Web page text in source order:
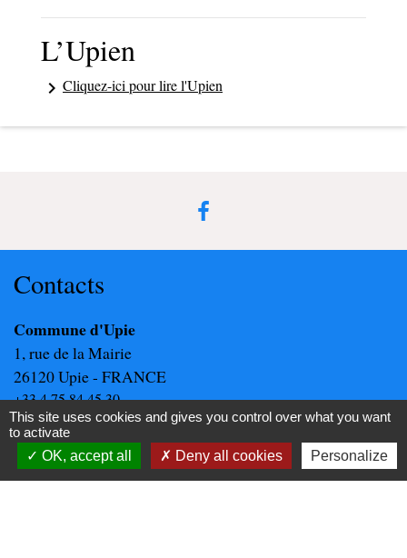
L’Upien
keyboard_arrow_right Cliquez-ici pour lire l'Upien
Contacts
Commune d'Upie
1, rue de la Mairie
26120 Upie - FRANCE
+33 4 75 84 45 30
Contact par formulaire
This site uses cookies and gives you control over what you want
to activate
OK, accept all
Deny all cookies Personalize